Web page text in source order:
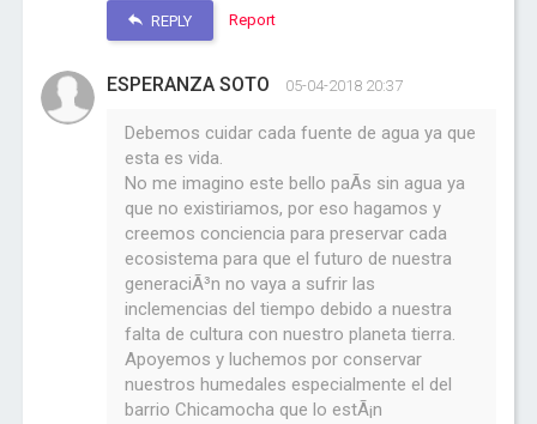
REPLY Report
ESPERANZA SOTO 05-04-2018 20:37
Debemos cuidar cada fuente de agua ya que
esta es vida.
No me imagino este bello paÃ­s sin agua ya
que no existiriamos, por eso hagamos y
creemos conciencia para preservar cada
ecosistema para que el futuro de nuestra
generaciÃ³n no vaya a sufrir las
inclemencias del tiempo debido a nuestra
falta de cultura con nuestro planeta tierra.
Apoyemos y luchemos por conservar
nuestros humedales especialmente el del
barrio Chicamocha que lo estÃ¡n